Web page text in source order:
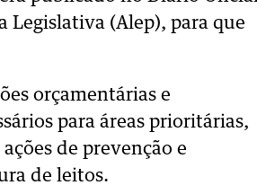
Legislativa (Alep), para que
orçamentárias e
para áreas prioritárias,
de prevenção e
de leitos.